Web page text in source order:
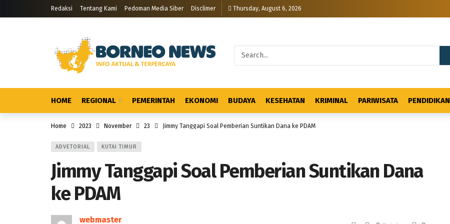
Redaksi Tentang Kami Pedoman Media Siber Disclimer Thursday, August 6, 2026
HOME REGIONAL PEMERINTAH EKONOMI BUDAYA KESEHATAN KRIMINAL PARIWISATA PENDIDIKAN
Home 2023 November 23 Jimmy Tanggapi Soal Pemberian Suntikan Dana ke PDAM
ADVETORIAL KUTAI TIMUR
Jimmy Tanggapi Soal Pemberian Suntikan Dana
ke PDAM
webmaster